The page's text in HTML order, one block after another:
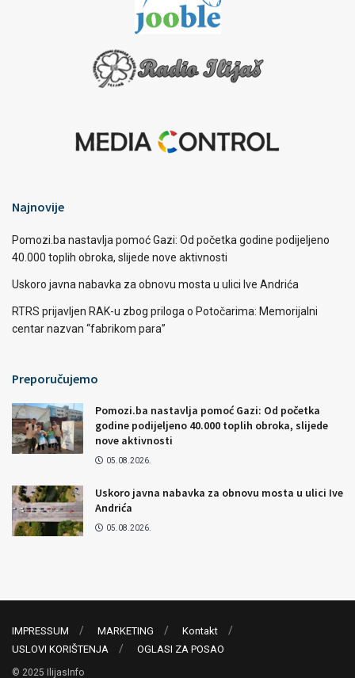
Najnovije
Pomozi.ba nastavlja pomoć Gazi: Od početka godine podijeljeno
40.000 toplih obroka, slijede nove aktivnosti
Uskoro javna nabavka za obnovu mosta u ulici Ive Andrića
RTRS prijavljen RAK-u zbog priloga o Potočarima: Memorijalni
centar nazvan “fabrikom para”
Preporučujemo
Pomozi.ba nastavlja pomoć Gazi: Od početka
godine podijeljeno 40.000 toplih obroka, slijede
nove aktivnosti
05.08.2026.
Uskoro javna nabavka za obnovu mosta u ulici Ive
Andrića
05.08.2026.
IMPRESSUM MARKETING
Kontakt
USLOVI KORIŠTENJA
OGLASI ZA POSAO
© 2025 IlijasInfo